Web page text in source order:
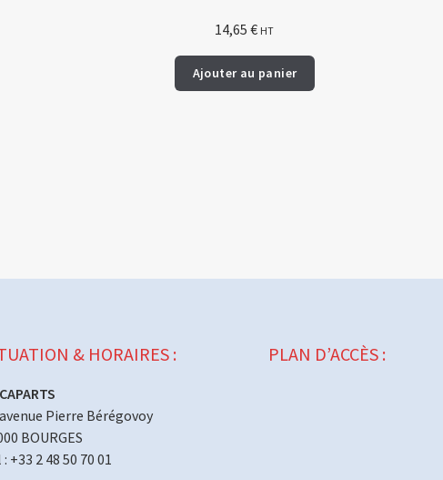
14,65€ HT
Ajouter au panier
& HORAIRES :
Pierre Bérégovoy
BOURGES
: +33 2 48 50 70 01
PLAN D’ACCÈS :